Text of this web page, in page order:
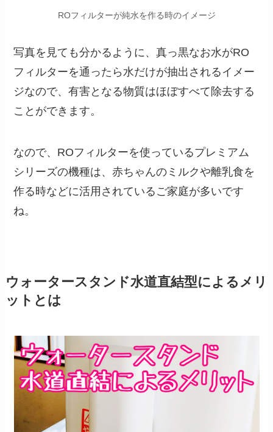
ROフィルターが純水を作る時のイメージ
写真を見ても分かるように、真っ黒なお水がRO
フィルターを通ったら水だけが抽出されるイメー
ジなので、有害となる物質はほぼすべて除去する
ことができます。
なので、ROフィルターを使っているプレミアム
シリーズの機種は、赤ちゃんのミルクや離乳食を
作る時などに活用されているご家庭が多いです
ね。
ウォータースタンド水道直結型によるメリ
ットとは